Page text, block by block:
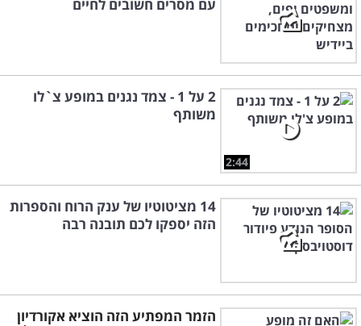
עם מסרים חשובים לחיים
2:44
2 על 1 - צמד נגנים במופע צ`לו
משותף
14 מציטוטיו של ענק הרוח והספרות
הזה יספקו לכם תובנה רבה
הזמר המפתיע הזה הוציא אקורדיון